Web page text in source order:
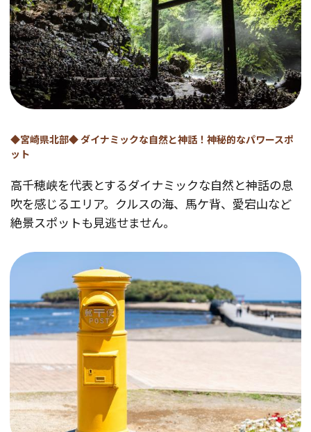
◆宮崎県北部◆ ダイナミックな自然と神話！神秘的なパワースポ
ット
高千穂峡を代表とするダイナミックな自然と神話の息
吹を感じるエリア。クルスの海、馬ケ背、愛宕山など
絶景スポットも見逃せません。